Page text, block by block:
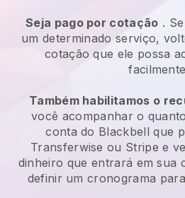
Seja pago por cotação .
um determinado serviço,
cotação que ele possa
Também habilitamos o
você acompanhar o
conta do Blackbell que
Transferwise ou Stripe e
dinheiro que entrará em sua
definir um cronograma